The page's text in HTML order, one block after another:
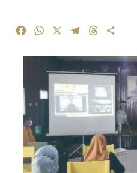
c
k
W
a
t
A
l
e
g
r
a
r
e
a
d
s
a
r
e